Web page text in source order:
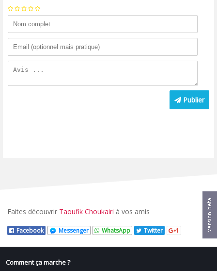
Publier
Faites découvrir Taoufik Choukairi à vos amis
Facebook Messenger WhatsApp Twitter 1
Comment ça marche ?